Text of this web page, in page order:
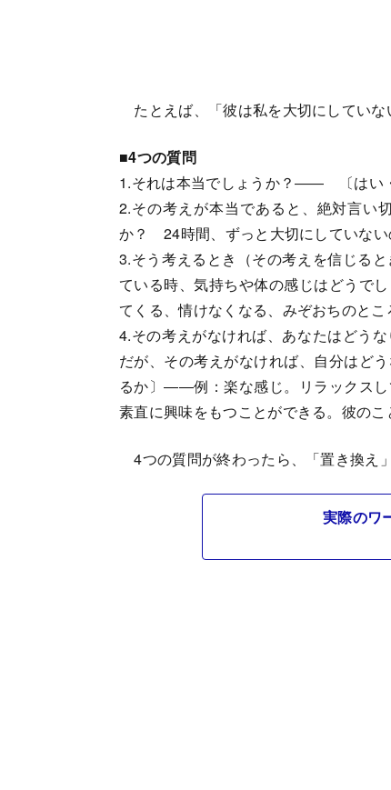
たとえば、「彼は私を大切にしていな
■4つの質問
1.それは本当でしょうか？―― 〔はい
2.その考えが本当であると、絶対言い
か？ 24時間、ずっと大切にしていな
3.そう考えるとき（その考えを信じる
ている時、気持ちや体の感じはどうで
てくる、情けなくなる、みぞおちのとこ
4.その考えがなければ、あなたはどう
だが、その考えがなければ、自分はど
るか〕――例：楽な感じ。リラックスし
素直に興味をもつことができる。彼のこ
4つの質問が終わったら、「置き換え
実際のワ